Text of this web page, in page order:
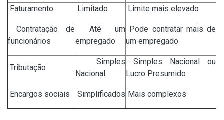
Faturamento Limitado Limite mais elevado
Contratação de
funcionários
Até um
empregado
Pode contratar mais de
um empregado
Tributação
Simples
Nacional
Simples Nacional ou
Lucro Presumido
Encargos sociais Simplificados Mais complexos